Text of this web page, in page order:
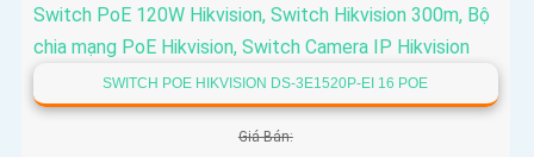
SWITCH POE HIKVISION DS-3E1520P-EI 16 POE
Giá Bán: